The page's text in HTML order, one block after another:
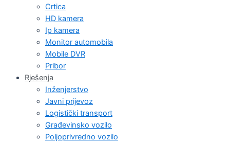
Crtica
HD kamera
Ip kamera
Monitor automobila
Mobile DVR
Pribor
Rješenja
Inženjerstvo
Javni prijevoz
Logistički transport
Građevinsko vozilo
Poljoprivredno vozilo